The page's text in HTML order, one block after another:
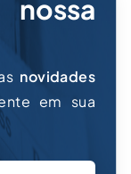
novidades
em sua